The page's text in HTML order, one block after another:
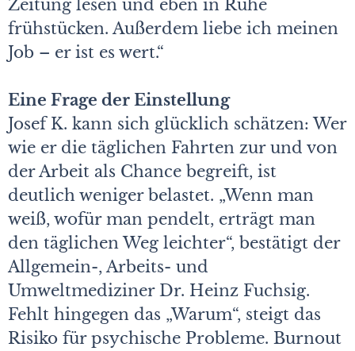
Zeitung lesen und eben in Ruhe
frühstücken. Außerdem liebe ich meinen
Job – er ist es wert.“
Eine Frage der Einstellung
Josef K. kann sich glücklich schätzen: Wer
wie er die täglichen Fahrten zur und von
der Arbeit als Chance begreift, ist
deutlich weniger belastet. „Wenn man
weiß, wofür man pendelt, erträgt man
den täglichen Weg leichter“, bestätigt der
Allgemein-, Arbeits- und
Umweltmediziner Dr. Heinz Fuchsig.
Fehlt hingegen das „Warum“, steigt das
Risiko für psychische Probleme. Burnout